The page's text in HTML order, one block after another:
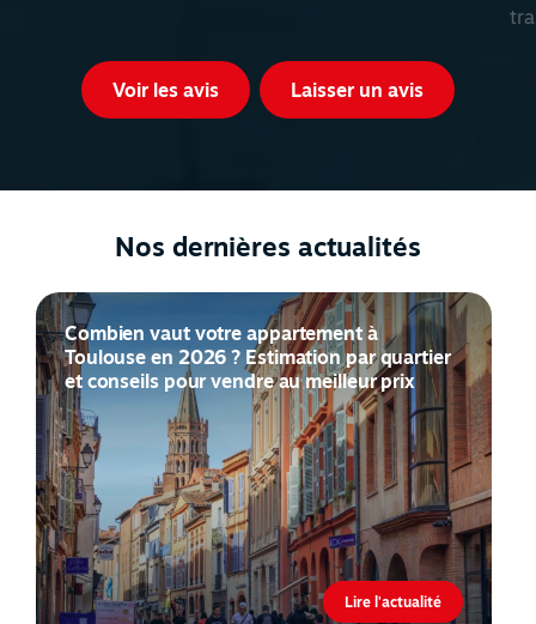
Voir les avis Laisser un avis
Nos dernières actualités
Combien vaut votre appartement à
Toulouse en 2026 ? Estimation par quartier
et conseils pour vendre au meilleur prix
Lire l'actualité